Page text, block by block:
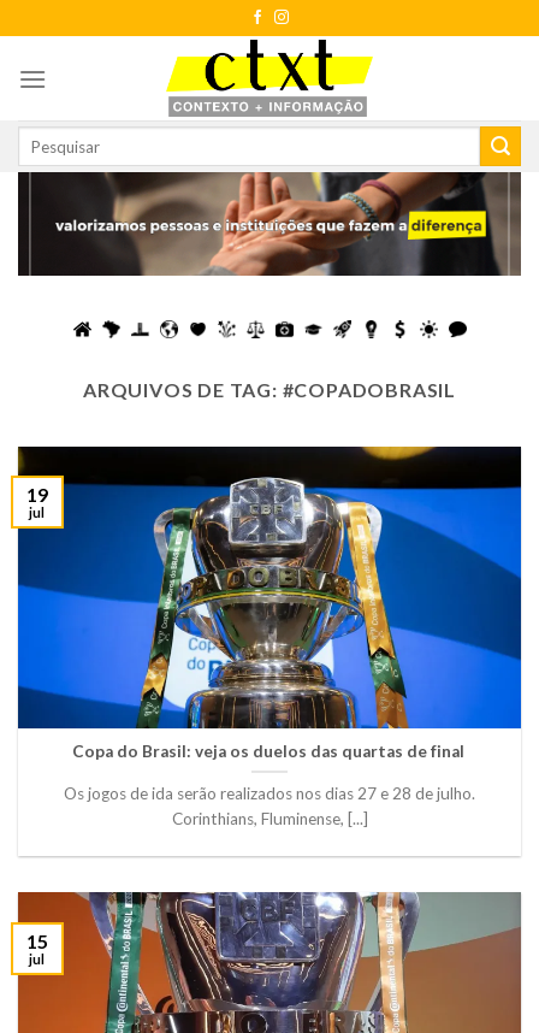
to
content
ARQUIVOS DE TAG: #COPADOBRASIL
Copa do Brasil: veja os duelos das quartas de final
Os jogos de ida serão realizados nos dias 27 e 28 de julho.
Corinthians, Fluminense, [...]
19
jul
15
jul